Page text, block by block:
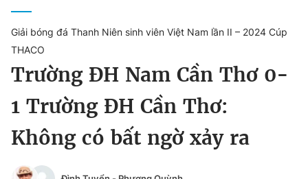
Chuyên mục
Chuyên mục khác
Chào ngày mới Tin 24h
Đổi mật khẩu
Tin đã lưu
Tin đã xem
Đăng xuất
Giải bóng đá Thanh Niên sinh viên Việt Nam lần II – 2024 Cúp
THACO
Trường ĐH Nam Cần Thơ 0-
1 Trường ĐH Cần Thơ:
Không có bất ngờ xảy ra